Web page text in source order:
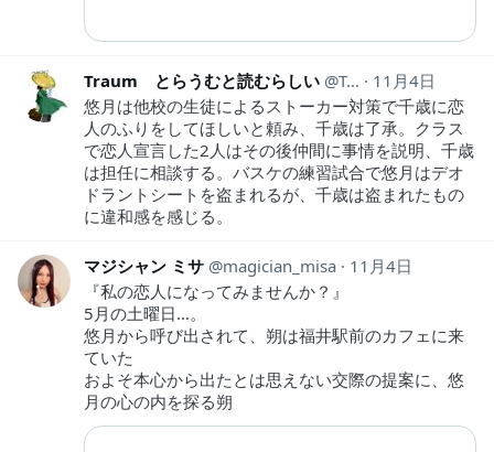
Traum とらうむと読むらしい Traum1
11月4日
悠月は他校の生徒によるストーカー対策で千歳に恋
人のふりをしてほしいと頼み、千歳は了承。クラス
で恋人宣言した2人はその後仲間に事情を説明、千歳
は担任に相談する。バスケの練習試合で悠月はデオ
ドラントシートを盗まれるが、千歳は盗まれたもの
に違和感を感じる。
マジシャン ミサ magician_misa
11月4日
『私の恋人になってみませんか？』
5月の土曜日…。
悠月から呼び出されて、朔は福井駅前のカフェに来
ていた
およそ本心から出たとは思えない交際の提案に、悠
月の心の内を探る朔